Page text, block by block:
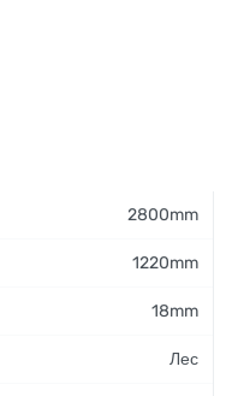
2800mm
1220mm
18mm
Лес